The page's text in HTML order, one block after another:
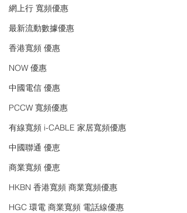
網上行 寬頻優惠
最新流動數據優惠
香港寬頻 優惠
NOW 優惠
中國電信 優惠
PCCW 寬頻優惠
有線寬頻 i-CABLE 家居寬頻優惠
中國聯通 優恵
商業寬頻 優恵
HKBN 香港寬頻 商業寬頻優惠
HGC 環電 商業寬頻 電話線優惠